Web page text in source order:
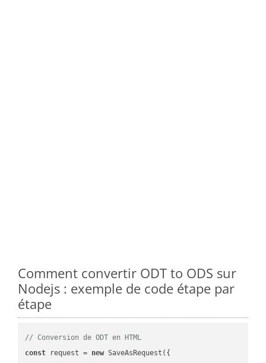
Comment convertir ODT to ODS sur
Nodejs : exemple de code étape par
étape
// Conversion de ODT en HTML
const request = new SaveAsRequest({